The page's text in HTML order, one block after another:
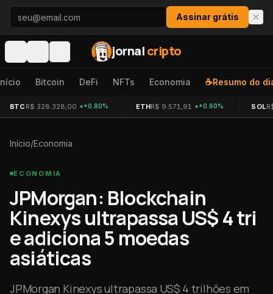
Pular para o conteúdo
Assinar grátis
jornalcripto
Bitcoin DeFi NFTs Economia ☕Resumo do
BTC R$ 328.328,00 +0.80% ETHR$ 9.571,91 +0.60% SOL
Início/Economia
ECONOMIA
JPMorgan: Blockchain
Kinexys ultrapassa US$ 4 tri
e adiciona 5 moedas
asiáticas
JPMorgan Kinexys ultrapassa US$ 4 trilhões em